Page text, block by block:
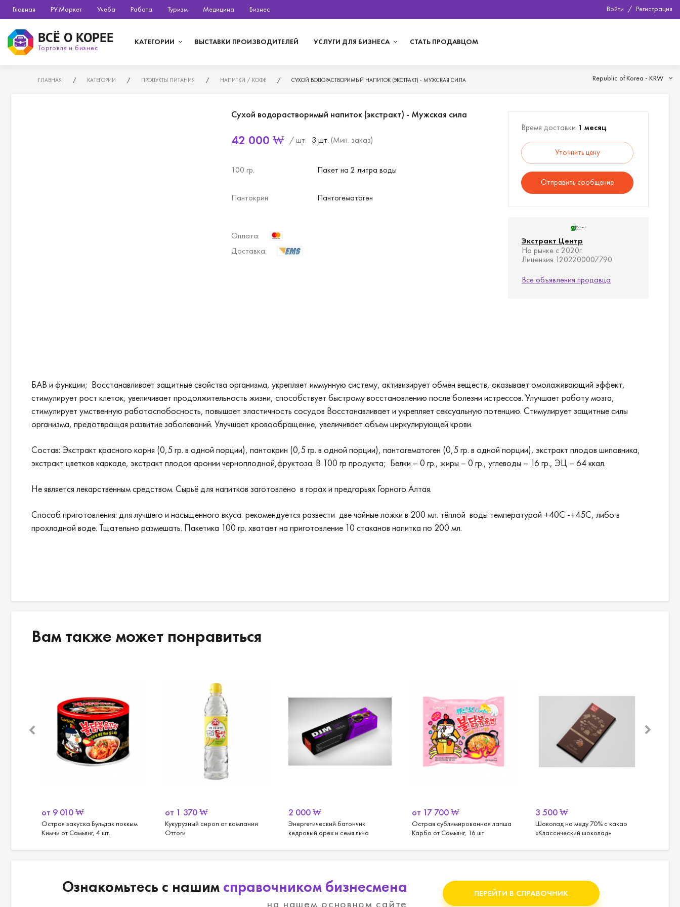
Главная РУ.Маркет Учеба Работа Туризм Медицина Бизнес Войти / Регистрация
ВСЁ О КОРЕЕ
Торговля и бизнес
КАТЕГОРИИ ВЫСТАВКИ ПРОИЗВОДИТЕЛЕЙ УСЛУГИ ДЛЯ БИЗНЕСА СТАТЬ ПРОДАВЦОМ
ГЛАВНАЯ / КАТЕГОРИИ / ПРОДУКТЫ ПИТАНИЯ / НАПИТКИ / КОФЕ / СУХОЙ ВОДОРАСТВОРИМЫЙ НАПИТОК (ЭКСТРАКТ) - МУЖСКАЯ СИЛА Republic of Korea - KRW
Сухой водорастворимый напиток (экстракт) - Мужская сила
42 000 ₩ / шт. 3 шт. (Мин. заказ)
100 гр. Пакет на 2 литра воды
Пантокрин Пантогематоген
Оплата:
Доставка:
Время доставки 1 месяц
Уточнить цену
Отправить сообщение
Экстракт Центр
На рынке с 2020г.
Лицензия 1202200007790
Все объявления продавца
БАВ и функции; Восстанавливает защитные свойства организма, укрепляет иммунную систему, активизирует обмен веществ, оказывает омолаживающий эффект,
стимулирует рост клеток, увеличивает продолжительность жизни, способствует быстрому восстановлению после болезни истрессов. Улучшает работу мозга,
стимулирует умственную работоспобосность, повышает эластичность сосудов Восстанавливает и укрепляет сексуальную потенцию. Стимулирует защитные силы
организма, предотвращая развитие заболеваний. Улучшает кровообращение, увеличивает объем циркулирующей крови.
Состав: Экстракт красного корня (0,5 гр. в одной порции), пантокрин (0,5 гр. в одной порции), пантогематоген (0,5 гр. в одной порции), экстракт плодов шиповника,
экстракт цветков каркаде, экстракт плодов аронии черноплодной,фруктоза. В 100 гр продукта; Белки – 0 гр., жиры – 0 гр., углеводы – 16 гр., ЭЦ – 64 ккал.
Не является лекарственным средством. Сырьё для напитков заготовлено в горах и предгорьях Горного Алтая.
Способ приготовления: для лучшего и насыщенного вкуса рекомендуется развести две чайные ложки в 200 мл. тёплой воды температурой +40С -+45С, либо в
прохладной воде. Тщательно размешать. Пакетика 100 гр. хватает на приготовление 10 стаканов напитка по 200 мл.
Вам также может понравиться
от 9 010₩
Острая закуска Бульдак поккым
Кимчи от Самьянг, 4 шт.
от 1 370₩
Кукурузный сироп от компании
Оттоги
2 000₩
Энергетический батончик
кедровый орех и семя льна
от 17 700₩
Острая сублимированная лапша
Карбо от Самьянг, 16 шт
3 500₩
Шоколад на меду 70% с какао
«Классический шоколад»
Ознакомьтесь с нашим справочником бизнесмена
на нашем основном сайте
ПЕРЕЙТИ В СПРАВОЧНИК